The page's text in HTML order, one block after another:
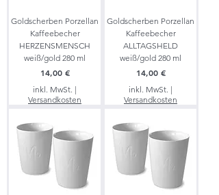
Goldscherben Porzellan
Kaffeebecher
HERZENSMENSCH
weiß/gold 280 ml
Preis
14,00 €
inkl. MwSt. |
Versandkosten
Goldscherben Porzellan
Kaffeebecher
ALLTAGSHELD
weiß/gold 280 ml
Preis
14,00 €
inkl. MwSt. |
Versandkosten